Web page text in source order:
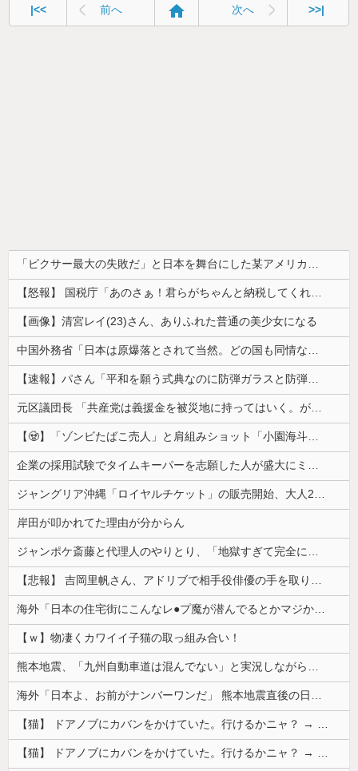
|<< 前へ home 次へ >>|
「ピクサー最大の失敗だ」と日本を舞台にした某アメリカ産アニメが話題に、日本と韓国の両方に失礼すぎるわ……
【怒報】 国税庁「あのさぁ！君らがちゃんと納税してくれないとこうなっちゃうけどどうする？！」←これw w w w w w w w
【画像】清宮レイ(23)さん、ありふれた普通の美少女になる
中国外務省「日本は原爆落とされて当然。どの国も同情なんかしない」
【速報】パさん「平和を願う式典なのに防弾ガラスと防弾バッグSP」安倍元首相の悲劇や石破前首相も同環境だったことは忘れる
元区議団長 「共産党は義援金を被災地に持ってはいく。が、持って行った先で党の活動のために使う」 日本共産党「事実ではありません」
【🧟】「ゾンビたばこ売人」と肩組みショット「小園海斗」に注がれる“厳しい視線” 「レギュラー剥奪も選択肢のひとつに」
企業の採用試験でタイムキーパーを志願した人が盛大にミス、グループは険悪になりタイムアップとなったが……
ジャングリア沖縄「ロイヤルチケット」の販売開始、大人29,700円にｗｗｗｗｗｗｗｗｗ
岸田が叩かれてた理由が分からん
ジャンポケ斎藤と代理人のやりとり、「地獄すぎて完全にコントになってる……」と衝撃を受ける人が続出中
【悲報】 吉岡里帆さん、アドリブで相手役俳優の手を取りお○ぱいに押し当てる
海外「日本の住宅街にこんなレ●プ魔が潜んでるとかマジかよ…さすがHENTAIの国…」
【ｗ】物凄くカワイイ子猫の取っ組み合い！
熊本地震、「九州自動車道は混んでない」と実況しながら被災地へ向かう有名アナなどに批判殺到 全国紙記者「最新の状況をいち早く伝えることは報道機関としての責務」「情報を取り上げることには大きな意義がある」
海外「日本よ、お前がナンバーワンだ」 熊本地震直後の日本の対応のスピードに世界が衝撃
【猫】 ドアノブにカバンをかけていた。行けるかニャ？ → 猫はこうなります…
【猫】 ドアノブにカバンをかけていた。行けるかニャ？ → 猫はこうなります…